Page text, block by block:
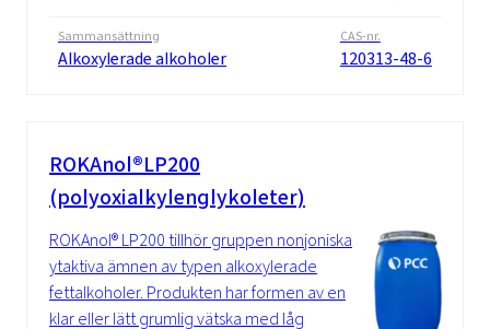
Sammansättning
Alkoxylerade alkoholer
CAS-nr.
120313-48-6
ROKAnol®LP200
(polyoxialkylenglykoleter)
ROKAnol® LP200 tillhör gruppen nonjoniska
ytaktiva ämnen av typen alkoxylerade
fettalkoholer. Produkten har formen av en
klar eller lätt grumlig vätska med låg